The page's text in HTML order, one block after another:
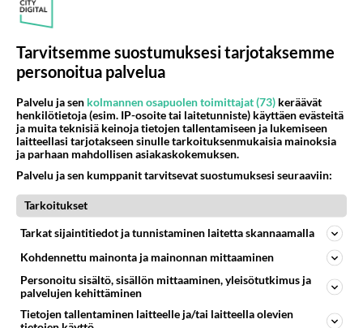
Ketjusta on poistettu sääntöjenvastaista viestiä.
Takaisin ylös
LUETUIMMAT KESKUSTELUT
PÄIVÄ VIIKKO KUUKAUSI
Näin tekisi ainakin Rydman seuratessaan idolinsa Trumpin mallia https://www.is.fi/politiikka/art-2000012187244.html
06.08.2026 09:02
1495
Anteeksi arkuuteni
06.08.2026 16:54
Ikävä
827
Tarvitsemme suostumuksesi tarjotaksemme
personoitua palvelua
Palvelu ja sen kolmannen osapuolen toimittajat (73) keräävät
henkilötietoja (esim. IP-osoite tai laitetunniste) käyttäen evästeitä
ja muita teknisiä keinoja tietojen tallentamiseen ja lukemiseen
laitteellasi tarjotakseen sinulle tarkoituksenmukaisia mainoksia
ja parhaan mahdollisen asiakaskokemuksen.
Palvelu ja sen kumppanit tarvitsevat suostumuksesi seuraaviin:
Tarkoitukset
Tarkat sijaintitiedot ja tunnistaminen laitetta skannaamalla
Kohdennettu mainonta ja mainonnan mittaaminen
Personoitu sisältö, sisällön mittaaminen, yleisötutkimus ja
palvelujen kehittäminen
Tietojen tallentaminen laitteelle ja/tai laitteella olevien